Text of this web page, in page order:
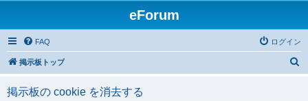
eForum
FAQ ログイン
掲示板トップ
掲示板の cookie を消去する